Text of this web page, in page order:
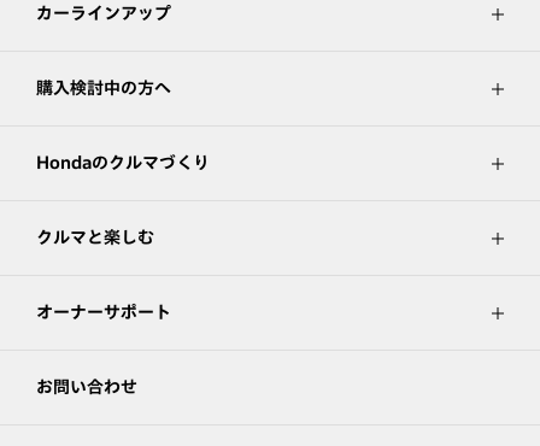
カーラインアップ
購入検討中の方へ
Hondaのクルマづくり
クルマと楽しむ
オーナーサポート
お問い合わせ